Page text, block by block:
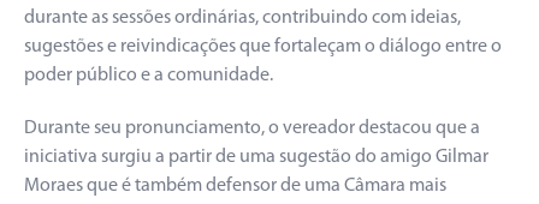
durante as sessões ordinárias, contribuindo com ideias,
sugestões e reivindicações que fortaleçam o diálogo entre o
poder público e a comunidade.
Durante seu pronunciamento, o vereador destacou que a
iniciativa surgiu a partir de uma sugestão do amigo Gilmar
Moraes que é também defensor de uma Câmara mais